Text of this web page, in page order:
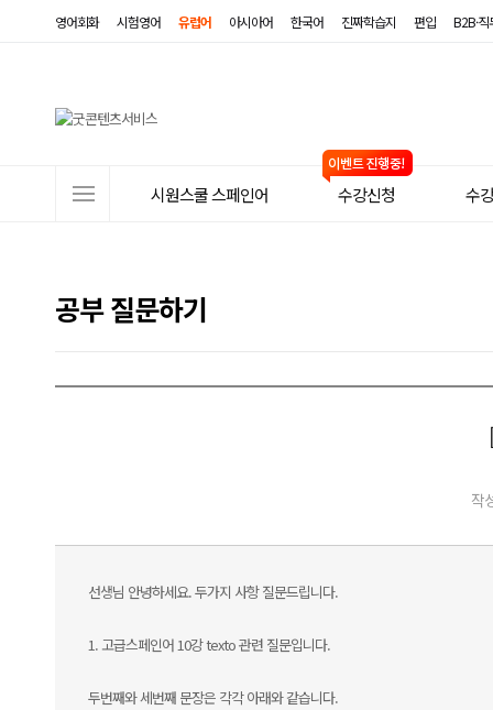
영어회화 시험영어 유럽어 아시아어 한국어 진짜학습지 편입 B2B·
뉴
시원스쿨 스페인어 수강신청 수
공부 질문하기
작
선생님 안녕하세요. 두가지 사항 질문드립니다.
1. 고급스페인어 10강 texto 관련 질문입니다.
두번째와 세번째 문장은 각각 아래와 같습니다.